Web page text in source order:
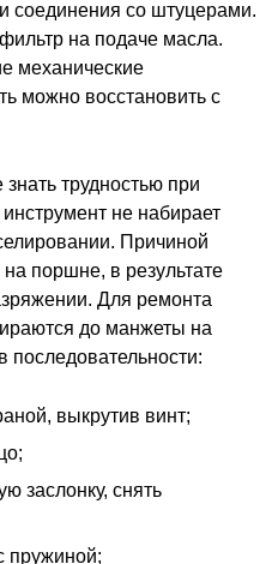
соединения со штуцерами.
на подаче масла.
механические
можно восстановить с
трудностью при
не набирает
Причиной
поршне, в результате
Для ремонта
до манжеты на
последовательности:
выкрутив винт;
заслонку, снять
пружиной;